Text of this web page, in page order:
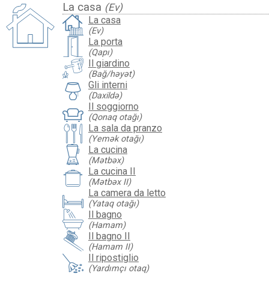
La casa (Ev)
La casa
(Ev)
La porta
(Qapı)
Il giardino
(Bağ/həyət)
Gli interni
(Daxildə)
Il soggiorno
(Qonaq otağı)
La sala da pranzo
(Yemək otağı)
La cucina
(Mətbəx)
La cucina II
(Mətbəx II)
La camera da letto
(Yataq otağı)
Il bagno
(Hamam)
Il bagno II
(Hamam II)
Il ripostiglio
(Yardımçı otaq)